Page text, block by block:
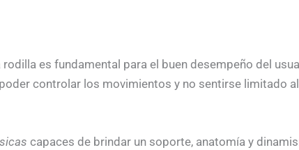
es fundamental para el buen desempeño del
controlar los movimientos y no sentirse limitado
capaces de brindar un soporte, anatomía y